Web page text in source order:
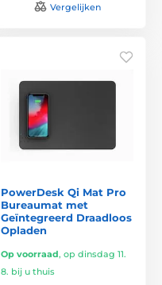
Vergelijken
PowerDesk Qi Mat Pro
Bureaumat met
Geïntegreerd Draadloos
Opladen
Op voorraad, op dinsdag 11.
8. bij u thuis